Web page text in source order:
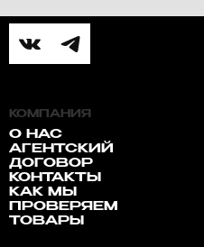
КОМПАНИЯ
О НАС
АГЕНТСКИЙ
ДОГОВОР
КОНТАКТЫ
КАК МЫ
ПРОВЕРЯЕМ
ТОВАРЫ